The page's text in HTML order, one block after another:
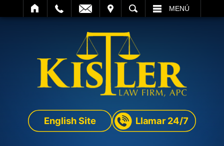
BUSCAR MENÚ
English Site Llamar 24/7